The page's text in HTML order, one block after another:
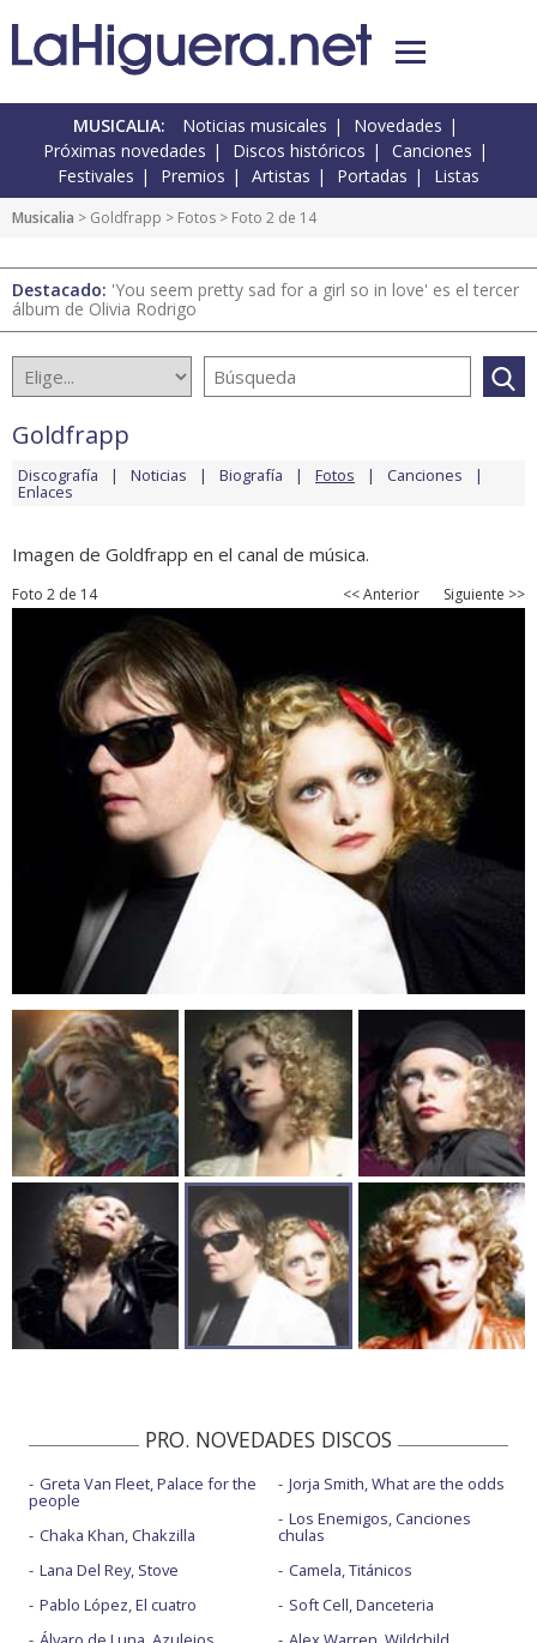
MUSICALIA: Noticias musicales
Novedades
Próximas novedades
Discos históricos
Canciones
Festivales
Premios Artistas Portadas Listas
Musicalia > Goldfrapp > Fotos > Foto 2 de 14
Destacado: 'You seem pretty sad for a girl so in love' es el tercer
álbum de Olivia Rodrigo
Goldfrapp
Discografía Noticias Biografía Fotos Canciones
Enlaces
Imagen de Goldfrapp en el canal de música.
Foto 2 de 14 << Anterior Siguiente >>
PRO. NOVEDADES DISCOS
Greta Van Fleet, Palace for the
people
Chaka Khan, Chakzilla
Lana Del Rey, Stove
Pablo López, El cuatro
Jorja Smith, What are the odds
Los Enemigos, Canciones
chulas
Camela, Titánicos
Soft Cell, Danceteria